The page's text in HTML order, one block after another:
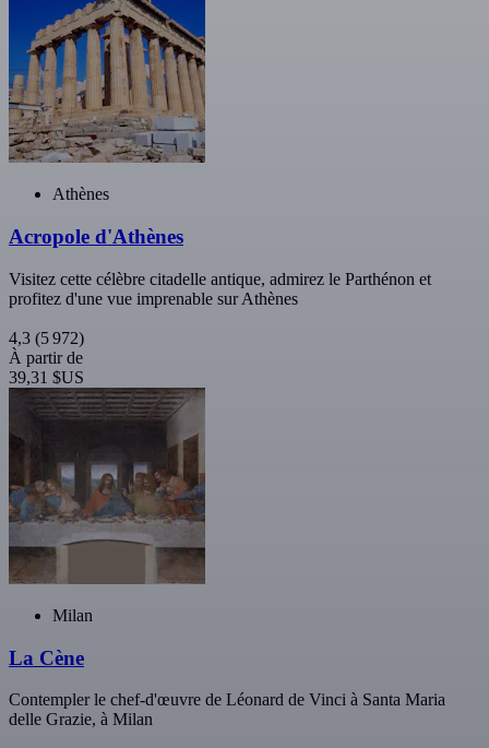
Athènes
Acropole d'Athènes
Visitez cette célèbre citadelle antique, admirez le Parthénon et
profitez d'une vue imprenable sur Athènes
4,3 (5 972)
À partir de
39,31 $US
Milan
La Cène
Contempler le chef-d'œuvre de Léonard de Vinci à Santa Maria
delle Grazie, à Milan